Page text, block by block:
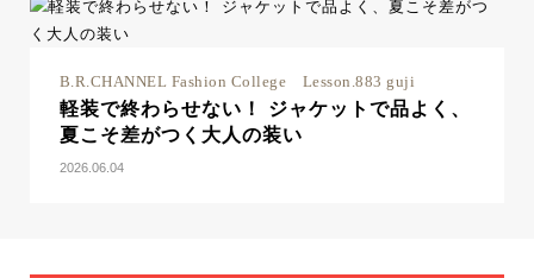
B.R.CHANNEL Fashion College Lesson.883 guji
軽装で終わらせない！ ジャケットで品よく、
夏こそ差がつく大人の装い
2026.06.04